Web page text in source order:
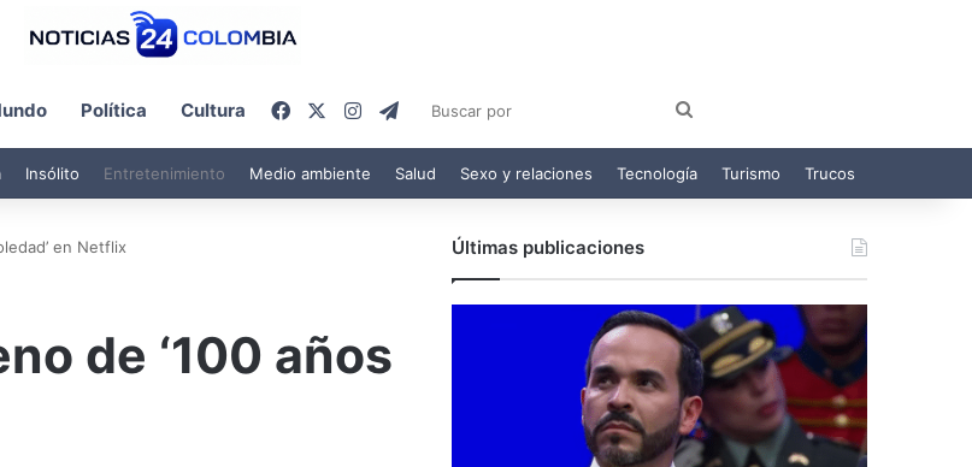
Política Cultura FacebookInstagram
Telegram
por
Insólito Entretenimiento Medio ambiente Salud Sexo y relaciones Tecnología Turismo Trucos
en Netflix
de ‘100 años
Últimas publicaciones